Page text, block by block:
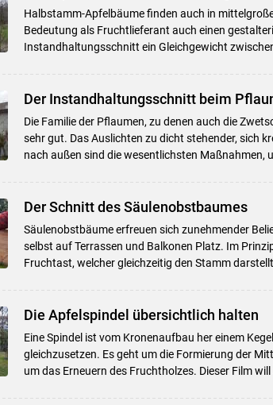
Skip to main content
Halbstamm-Apfelbäume finden auch in
Bedeutung als Fruchtlieferant auch einen
Instandhaltungsschnitt ein Gleichgewicht
Der Instandhaltungsschnitt beim
Die Familie der Pflaumen, zu denen auch die
sehr gut. Das Auslichten zu dicht stehender, sich
nach außen sind die wesentlichsten Maßnahmen,
Der Schnitt des Säulenobstbaumes
Säulenobstbäume erfreuen sich zunehmender
selbst auf Terrassen und Balkonen Platz. Im
Fruchtast, welcher gleichzeitig den Stamm
Die Apfelspindel übersichtlich halten
Eine Spindel ist vom Kronenaufbau her einem
gleichzusetzen. Es geht um die Formierung der
um das Erneuern des Fruchtholzes. Dieser Film